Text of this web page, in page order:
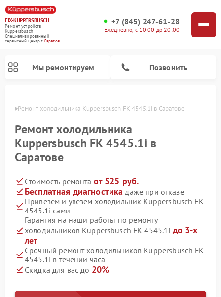
FIX-KUPPERSBUSCH
Ремонт устройств
Kuppersbusch
Специализированный
cервисный центр г.Саратов
+7 (845) 247-61-28
Ежедневно, с 10:00 до 20:00
Мы ремонтируем Позвонить
Ремонт холодильника Kuppersbusch FK 4545.1i в Саратове
Ремонт холодильника
Kuppersbusch FK 4545.1i в
Саратове
Стоимость ремонта от 525 руб.
Бесплатная диагностика даже при отказе
Привезем и увезем холодильник Kuppersbusch FK
4545.1i сами
Гарантия на наши работы по ремонту
холодильников Kuppersbusch FK 4545.1i до 3-х
лет
Срочный ремонт холодильников Kuppersbusch FK
4545.1i в течении часа
Скидка для вас до 20%